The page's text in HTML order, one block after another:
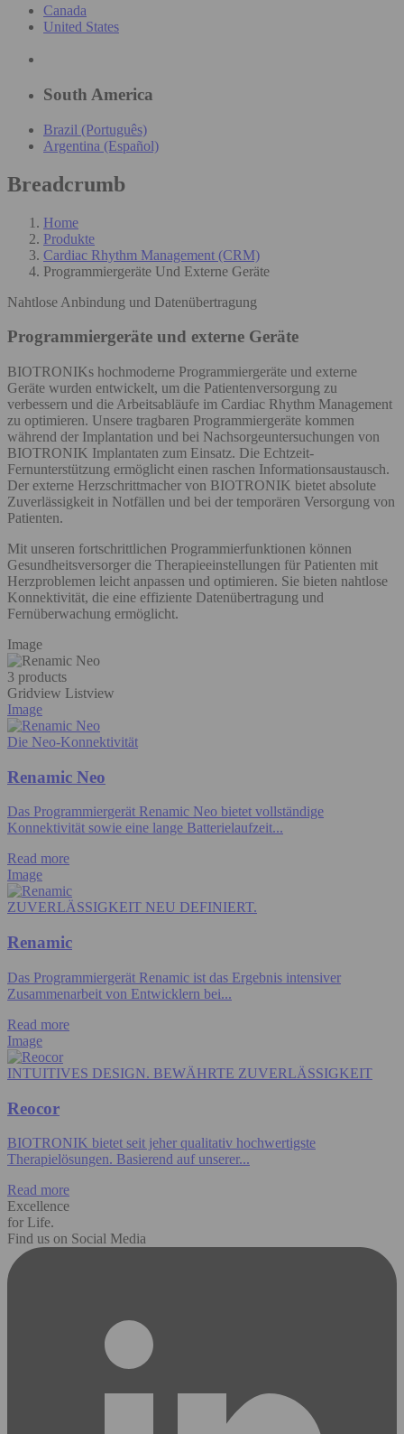
Canada
United States
South America
Brazil (Português)
Argentina (Español)
Breadcrumb
Home
Produkte
Cardiac Rhythm Management (CRM)
Programmiergeräte Und Externe Geräte
Nahtlose Anbindung und Datenübertragung
Programmiergeräte und externe Geräte
BIOTRONIKs hochmoderne Programmiergeräte und externe
Geräte wurden entwickelt, um die Patientenversorgung zu
verbessern und die Arbeitsabläufe im Cardiac Rhythm Management
zu optimieren. Unsere tragbaren Programmiergeräte kommen
während der Implantation und bei Nachsorgeuntersuchungen von
BIOTRONIK Implantaten zum Einsatz. Die Echtzeit-
Fernunterstützung ermöglicht einen raschen Informationsaustausch.
Der externe Herzschrittmacher von BIOTRONIK bietet absolute
Zuverlässigkeit in Notfällen und bei der temporären Versorgung von
Patienten.
Mit unseren fortschrittlichen Programmierfunktionen können
Gesundheitsversorger die Therapieeinstellungen für Patienten mit
Herzproblemen leicht anpassen und optimieren. Sie bieten nahtlose
Konnektivität, die eine effiziente Datenübertragung und
Fernüberwachung ermöglicht.
Image
3 products
Gridview Listview
Image
Die Neo-Konnektivität
Renamic Neo
Das Programmiergerät Renamic Neo bietet vollständige
Konnektivität sowie eine lange Batterielaufzeit...
Read more
Image
ZUVERLÄSSIGKEIT NEU DEFINIERT.
Renamic
Das Programmiergerät Renamic ist das Ergebnis intensiver
Zusammenarbeit von Entwicklern bei...
Read more
Image
INTUITIVES DESIGN. BEWÄHRTE ZUVERLÄSSIGKEIT
Reocor
BIOTRONIK bietet seit jeher qualitativ hochwertigste
Therapielösungen. Basierend auf unserer...
Read more
Excellence
for Life.
Find us on Social Media